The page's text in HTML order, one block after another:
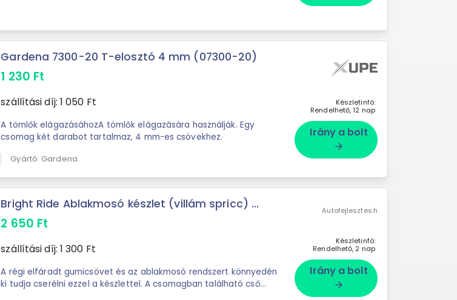
Gardena 7300-20 T-elosztó 4 mm (07300-20)
1 230 Ft
szállítási díj: 1 050 Ft
A tömlők elágazásáhozA tömlők elágazására használják. Egy
csomag két darabot tartalmaz, 4 mm-es csövekhez.
Gyártó: Gardena
Készletinfó:
Rendelhető, 12 nap
Irány a bolt
arrow_forward
Bright Ride Ablakmosó készlet (villám spricc) ...
2 650 Ft
szállítási díj: 1 300 Ft
A régi elfáradt gumicsövet és az ablakmosó rendszert könnyedén
ki tudja cserélni ezzel a készlettel. A csomagban található cső
Autofejlesztes.h
Készletinfó:
Rendelhető, 2 nap
Irány a bolt
arrow_forward